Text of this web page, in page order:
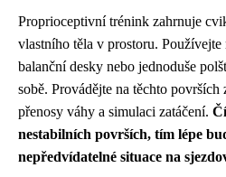
Proprioceptivní trénink zahrnuje
vlastního těla v prostoru.
balanční desky nebo jednoduše
sobě. Provádějte na těchto
přenosy váhy a simulaci zatáčení.
nestabilních površích, tím lépe
nepředvídatelné situace na